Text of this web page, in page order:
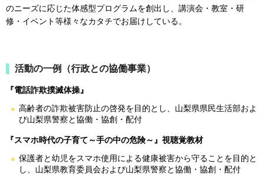
のニーズに応じた体感型プログラムを創出し、講演会・教室・研
修・イベント等様々なカタチでお届けしている。
活動の一例（行政との協働事業）
『電話詐欺撲滅体操』
高齢者の詐欺被害防止の啓発を目的とし、山梨県県民生活部およ
び山梨県警察と協働・協創・配付
『スマホ時代の子育て～手の中の危険～』視聴覚教材
保護者と幼児をスマホ使用による健康被害から守ることを目的と
し、山梨県教育委員会および山梨県警察と協働・協創・配付